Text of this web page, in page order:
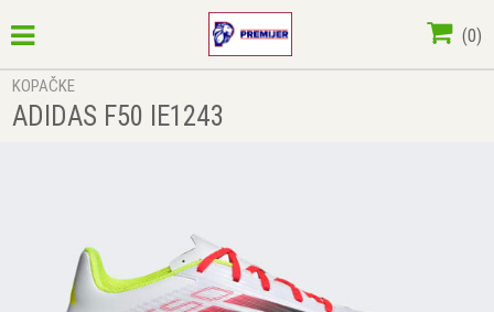
(0)
KOPAČKE
ADIDAS F50 IE1243